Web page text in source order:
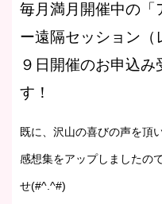
毎月満月開催中の「
ー遠隔セッション（
９日開催のお申込み
す！
既に、沢山の喜びの声を頂
感想集をアップしましたの
せ(#^.^#)